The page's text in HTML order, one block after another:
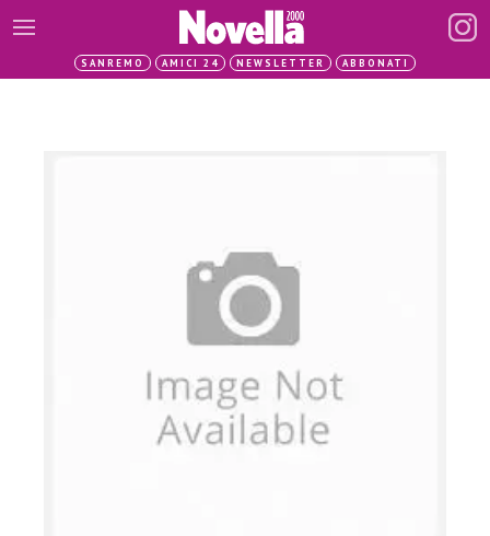
SANREMO AMICI 24 NEWSLETTER ABBONATI